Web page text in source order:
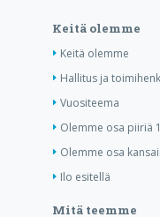
Keitä olemme
Keitä olemme
Hallitus ja
Vuositeema
Olemme osa piiriä
Olemme osa
Ilo esitellä
Mitä teemme